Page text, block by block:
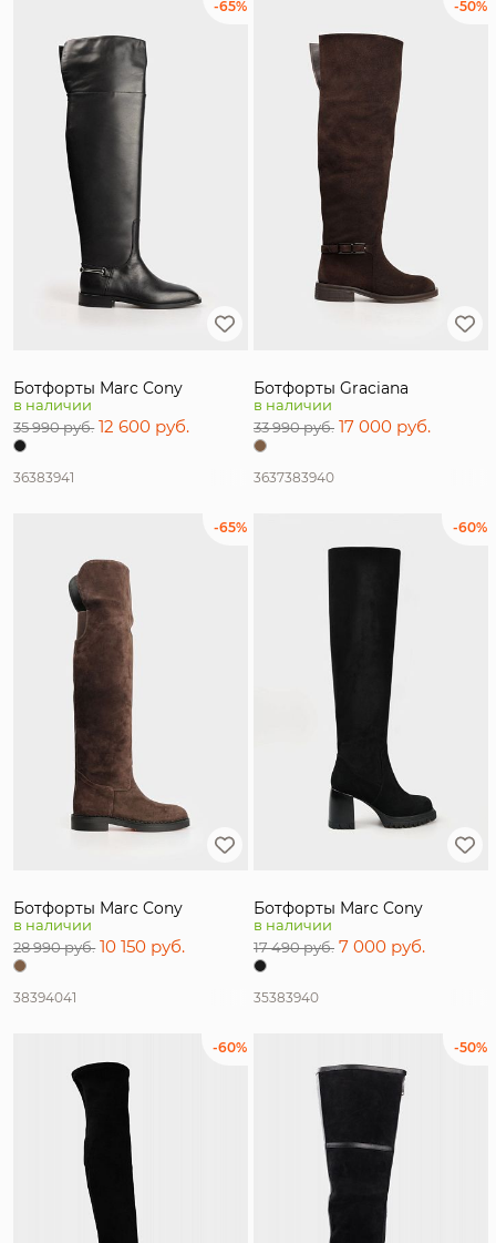
-65%
Ботфорты Marc Cony
в наличии
35 990 руб. 12 600 руб.
36383941
-50%
Ботфорты Graciana
в наличии
33 990 руб. 17 000 руб.
3637383940
-65%
Ботфорты Marc Cony
в наличии
28 990 руб. 10 150 руб.
38394041
-60%
Ботфорты Marc Cony
в наличии
17 490 руб. 7 000 руб.
35383940
-60% -50%